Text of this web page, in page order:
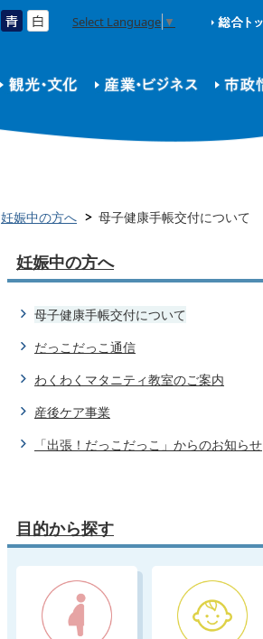
Select Language ▼
妊娠中の方へ 母子健康手帳交付について
妊娠中の方へ
母子健康手帳交付について
だっこだっこ通信
わくわくマタニティ教室のご案内
産後ケア事業
「出張！だっこだっこ」からのお知らせ
目的から探す